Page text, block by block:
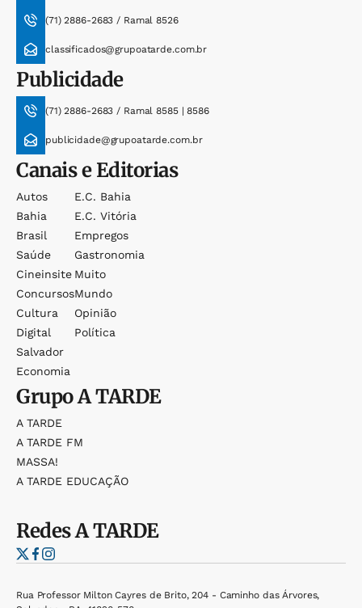
(71) 2886-2683 / Ramal 8526
classificados@grupoatarde.com.br
Publicidade
(71) 2886-2683 / Ramal 8585 | 8586
publicidade@grupoatarde.com.br
Canais e Editorias
Autos
Bahia
Brasil
Saúde
Cineinsite
Concursos
Cultura
Digital
Salvador
Economia
E.c. Bahia
E.c. Vitória
Empregos
Gastronomia
Muito
Mundo
Opinião
Política
GrupoA TARDE
A TARDE
A TARDE FM
MASSA!
A TARDE EDUCAÇÃO
RedesA TARDE
Rua Professor Milton Cayres de Brito, 204 - Caminho das Árvores,